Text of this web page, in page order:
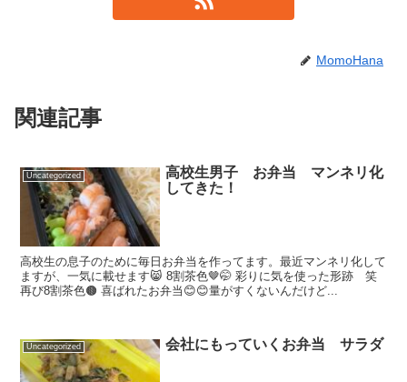
MomoHana
関連記事
Uncategorized
高校生男子 お弁当 マンネリ化
してきた！
高校生の息子のために毎日お弁当を作ってます。最近マンネリ化して
ますが、一気に載せます😸 8割茶色🤎🤭 彩りに気を使った形跡 笑
再び8割茶色🟤 喜ばれたお弁当😊😊量がすくないんだけど...
Uncategorized 会社にもっていくお弁当 サラダ